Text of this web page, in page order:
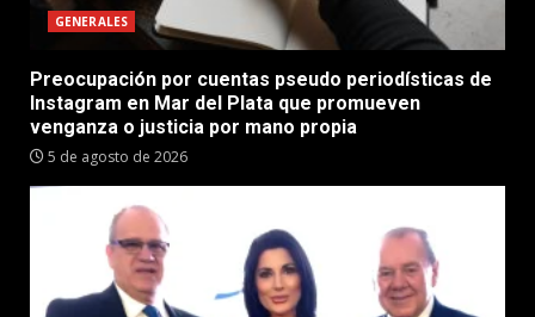
GENERALES
Preocupación por cuentas pseudo periodísticas de
Instagram en Mar del Plata que promueven
venganza o justicia por mano propia
5 de agosto de 2026